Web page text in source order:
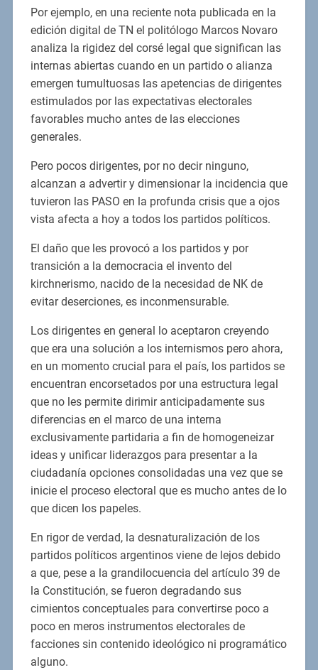
Por ejemplo, en una reciente nota publicada en la
edición digital de TN el politólogo Marcos Novaro
analiza la rigidez del corsé legal que significan las
internas abiertas cuando en un partido o alianza
emergen tumultuosas las apetencias de dirigentes
estimulados por las expectativas electorales
favorables mucho antes de las elecciones
generales.
Pero pocos dirigentes, por no decir ninguno,
alcanzan a advertir y dimensionar la incidencia que
tuvieron las PASO en la profunda crisis que a ojos
vista afecta a hoy a todos los partidos políticos.
El daño que les provocó a los partidos y por
transición a la democracia el invento del
kirchnerismo, nacido de la necesidad de NK de
evitar deserciones, es inconmensurable.
Los dirigentes en general lo aceptaron creyendo
que era una solución a los internismos pero ahora,
en un momento crucial para el país, los partidos se
encuentran encorsetados por una estructura legal
que no les permite dirimir anticipadamente sus
diferencias en el marco de una interna
exclusivamente partidaria a fin de homogeneizar
ideas y unificar liderazgos para presentar a la
ciudadanía opciones consolidadas una vez que se
inicie el proceso electoral que es mucho antes de lo
que dicen los papeles.
En rigor de verdad, la desnaturalización de los
partidos políticos argentinos viene de lejos debido
a que, pese a la grandilocuencia del artículo 39 de
la Constitución, se fueron degradando sus
cimientos conceptuales para convertirse poco a
poco en meros instrumentos electorales de
facciones sin contenido ideológico ni programático
alguno.